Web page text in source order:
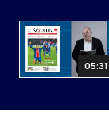
05:31